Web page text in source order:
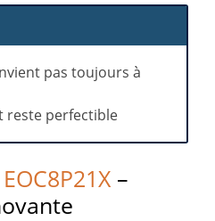
pas toujours à
reste perfectible
–